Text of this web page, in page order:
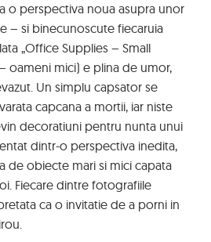
o perspectiva noua asupra unor
– si binecunoscute fiecaruia
„Office Supplies – Small
oameni mici) e plina de umor,
Un simplu capsator se
capcana a mortii, iar niste
decoratiuni pentru nunta unui
dintr-o perspectiva inedita,
de obiecte mari si mici capata
Fiecare dintre fotografiile
ca o invitatie de a porni in